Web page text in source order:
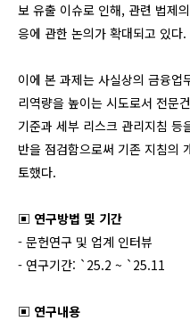
보 유출 이슈로 인해, 관련 법제
응에 관한 논의가 확대되고 있다.
이에 본 과제는 사실상의 금융
리역량을 높이는 시도로서 전문
기준과 세부 리스크 관리지침 등
반을 점검함으로써 기존 지침의
토했다.
▣ 연구방법 및 기간
- 문헌연구 및 업계 인터뷰
- 연구기간: `25.2 ~ `25.11
▣ 연구내용